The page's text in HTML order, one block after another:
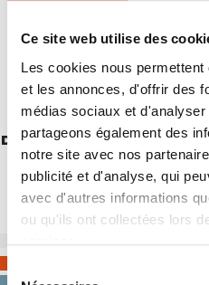
Ce site web utilise des
Les cookies nous
et les annonces, d'offrir des
médias sociaux et
partageons également des
notre site avec nos
publicité et d'analyse, qui
avec d'autres informations
ou qu'ils ont collectées lors
services.
Sélection
DRINK CAP